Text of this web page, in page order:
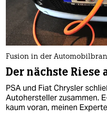
genossenschaft
epaper login
Fusion in der
Der nächste Riese
PSA und Fiat Chrysler
Autohersteller zusammen.
kaum voran, meinen